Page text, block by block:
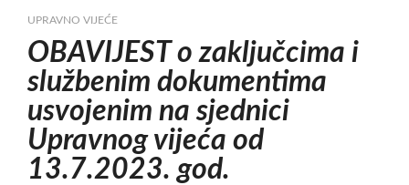
UPRAVNO VIJEĆE
OBAVIJEST o zaključcima i
službenim dokumentima
usvojenim na sjednici
Upravnog vijeća od
13.7.2023. god.